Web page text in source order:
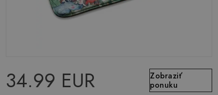
34.99 EUR
Zobraziť
ponuku